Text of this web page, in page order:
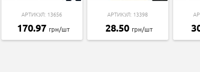
АРТИКУЛ: 13656
170.97 грн/шт
АРТИКУЛ: 13398
28.50 грн/шт